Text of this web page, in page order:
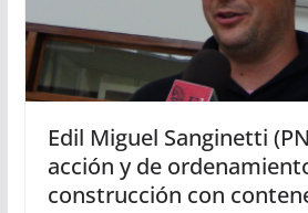
Edil Miguel Sanginetti
acción y de
construcción con